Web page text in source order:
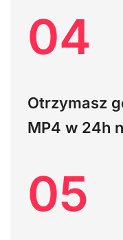
04
Otrzymasz
MP4 w 24h
05